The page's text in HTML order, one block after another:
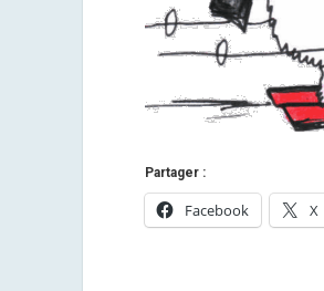
Partager :
Facebook X